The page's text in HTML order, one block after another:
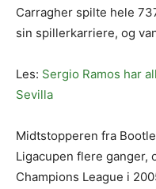
Carragher spilte hele
sin spillerkarriere, og
Les: Sergio Ramos har
Sevilla
Midtstopperen fra
Ligacupen flere ganger,
Champions League i